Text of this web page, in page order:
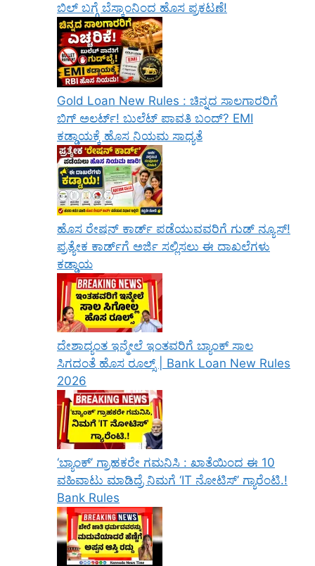
ಬಿಲ್ ಬಗ್ಗೆ ಬೆಸ್ಕಾಂನಿಂದ ಹೊಸ ಪ್ರಕಟಣೆ!
Gold Loan New Rules : ಚಿನ್ನದ ಸಾಲಗಾರರಿಗೆ
ಬಿಗ್ ಅಲರ್ಟ್! ಬುಲೆಟ್ ಪಾವತಿ ಬಂದ್? EMI
ಕಡ್ಡಾಯಕ್ಕೆ ಹೊಸ ನಿಯಮ ಸಾಧ್ಯತೆ
ಹೊಸ ರೇಷನ್ ಕಾರ್ಡ್ ಪಡೆಯುವವರಿಗೆ ಗುಡ್ ನ್ಯೂಸ್!
ಪ್ರತ್ಯೇಕ ಕಾರ್ಡ್‌ಗೆ ಅರ್ಜಿ ಸಲ್ಲಿಸಲು ಈ ದಾಖಲೆಗಳು
ಕಡ್ಡಾಯ
ದೇಶಾದ್ಯಂತ ಇನ್ಮೇಲೆ ಇಂತವರಿಗೆ ಬ್ಯಾಂಕ್ ಸಾಲ
ಸಿಗದಂತೆ ಹೊಸ ರೂಲ್ಸ್ | Bank Loan New Rules
2026
‘ಬ್ಯಾಂಕ್’ ಗ್ರಾಹಕರೇ ಗಮನಿಸಿ : ಖಾತೆಯಿಂದ ಈ 10
ವಹಿವಾಟು ಮಾಡಿದ್ರೆ ನಿಮಗೆ ‘IT ನೋಟಿಸ್’ ಗ್ಯಾರೆಂಟಿ.!
Bank Rules